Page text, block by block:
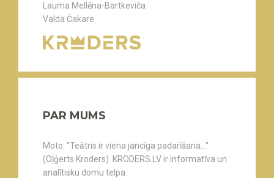
Lauma Mellēna-Bartkeviča
Valda Čakare
PAR MUMS
Moto: "Teātris ir viena jancīga padarīšana..."
(Oļģerts Kroders). KRODERS.LV ir informatīva un
analītisku domu telpa.